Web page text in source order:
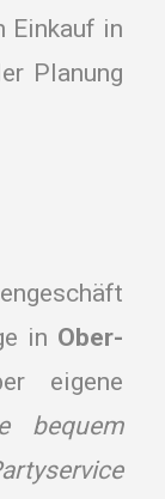
Einkauf in
Planung
in Ober-
eigene
bequem